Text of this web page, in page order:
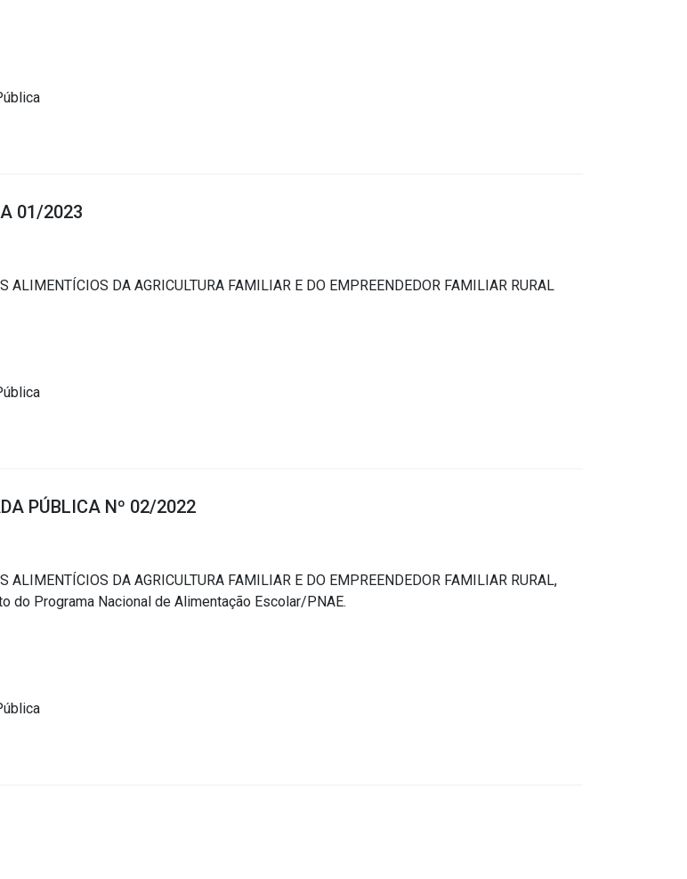
01/2023
ALIMENTÍCIOS DA AGRICULTURA FAMILIAR E DO EMPREENDEDOR FAMILIAR RURAL
PÚBLICA Nº 02/2022
ALIMENTÍCIOS DA AGRICULTURA FAMILIAR E DO EMPREENDEDOR FAMILIAR RURAL,
do Programa Nacional de Alimentação Escolar/PNAE.